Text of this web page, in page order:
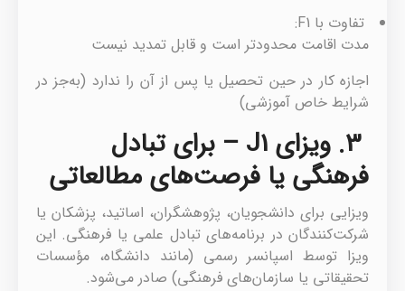
تفاوت با F1:
مدت اقامت محدودتر است و قابل تمدید نیست
اجازه کار در حین تحصیل یا پس از آن را ندارد (به‌جز در
شرایط خاص آموزشی)
3. ویزای J1 – برای تبادل
فرهنگی یا فرصت‌های مطالعاتی
ویزا‌یی برای دانشجویان، پژوهشگران، اساتید، پزشکان یا
شرکت‌کنندگان در برنامه‌های تبادل علمی یا فرهنگی. این
ویزا توسط اسپانسر رسمی (مانند دانشگاه، مؤسسات
تحقیقاتی یا سازمان‌های فرهنگی) صادر می‌شود.